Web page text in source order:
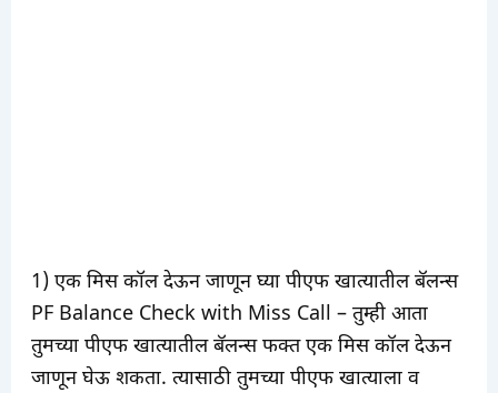
1) एक मिस कॉल देऊन जाणून घ्या पीएफ खात्यातील बॅलन्स
PF Balance Check with Miss Call – तुम्ही आता
तुमच्या पीएफ खात्यातील बॅलन्स फक्त एक मिस कॉल देऊन
जाणून घेऊ शकता. त्यासाठी तुमच्या पीएफ खात्याला व